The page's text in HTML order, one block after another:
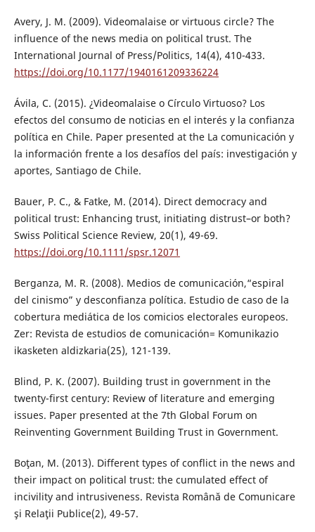
Avery, J. M. (2009). Videomalaise or virtuous circle? The
influence of the news media on political trust. The
International Journal of Press/Politics, 14(4), 410-433.
https://doi.org/10.1177/1940161209336224
Ávila, C. (2015). ¿Videomalaise o Círculo Virtuoso? Los
efectos del consumo de noticias en el interés y la confianza
política en Chile. Paper presented at the La comunicación y
la información frente a los desafíos del país: investigación y
aportes, Santiago de Chile.
Bauer, P. C., & Fatke, M. (2014). Direct democracy and
political trust: Enhancing trust, initiating distrust–or both?
Swiss Political Science Review, 20(1), 49-69.
https://doi.org/10.1111/spsr.12071
Berganza, M. R. (2008). Medios de comunicación,“espiral
del cinismo” y desconfianza política. Estudio de caso de la
cobertura mediática de los comicios electorales europeos.
Zer: Revista de estudios de comunicación= Komunikazio
ikasketen aldizkaria(25), 121-139.
Blind, P. K. (2007). Building trust in government in the
twenty-first century: Review of literature and emerging
issues. Paper presented at the 7th Global Forum on
Reinventing Government Building Trust in Government.
Boţan, M. (2013). Different types of conflict in the news and
their impact on political trust: the cumulated effect of
incivility and intrusiveness. Revista Română de Comunicare
şi Relaţii Publice(2), 49-57.